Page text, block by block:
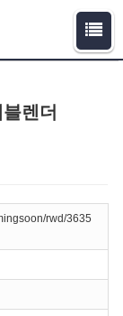
렌더
rwd/3635